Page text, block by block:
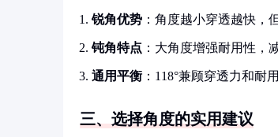
锐角优势 ：角度越小穿透越快，
钝角特点 ：大角度增强耐用性，
通用平衡 ：118°兼顾穿透力和耐
三、选择角度的实用建议